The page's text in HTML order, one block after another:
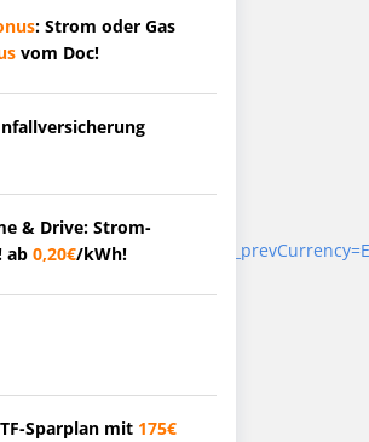
: Strom oder Gas
vom Doc!
& Drive: Strom-
ab 0,20€/kWh!
Sparplan mit 175€